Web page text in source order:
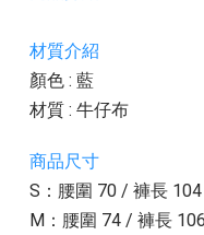
材質介紹
顏色 : 藍
材質 : 牛仔布
商品尺寸
S：腰圍 70 / 褲長
M：腰圍 74 / 褲長